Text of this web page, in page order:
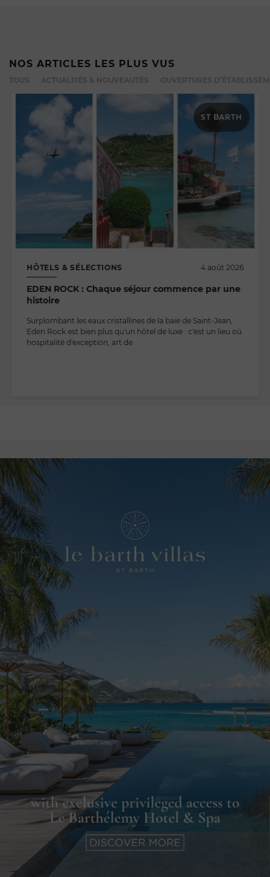
NOS ARTICLES LES PLUS VUS
ST BARTH
HÔTELS & SÉLECTIONS 4 août 2026
EDEN ROCK : Chaque séjour commence par une
histoire
Surplombant les eaux cristallines de la baie de Saint-Jean,
Eden Rock est bien plus qu'un hôtel de luxe : c'est un lieu où
hospitalité d'exception, art de